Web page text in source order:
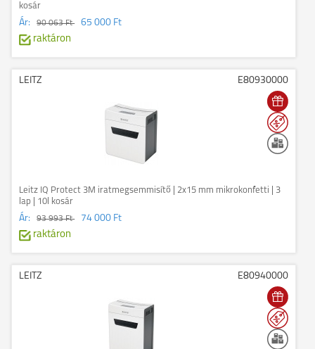
kosár
Ár: 90 063 Ft
65 000 Ft
raktáron
LEITZ E80930000
Leitz IQ Protect 3M iratmegsemmisítő | 2x15 mm mikrokonfetti | 3
lap | 10l kosár
Ár: 93 993 Ft
74 000 Ft
raktáron
LEITZ E80940000